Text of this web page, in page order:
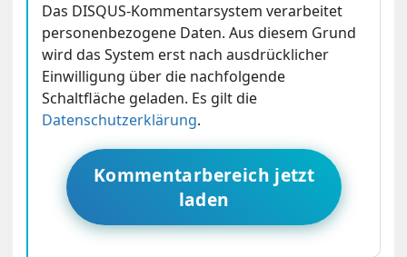
Das DISQUS-Kommentarsystem verarbeitet
personenbezogene Daten. Aus diesem Grund
wird das System erst nach ausdrücklicher
Einwilligung über die nachfolgende
Schaltfläche geladen. Es gilt die
Datenschutzerklärung.
Kommentarbereich jetzt
laden